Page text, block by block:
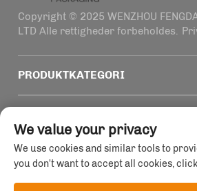
Copyright © 2025 WENZHOU
LTD Alle rettigheder forbeholdes.
PRODUKTKATEGORI
KONTAKTOPLYSNINGER
Office add : Bygning 4, nr. 1915-
We value your privacy
We use cookies and similar tools to
you don't want to accept all cookies,